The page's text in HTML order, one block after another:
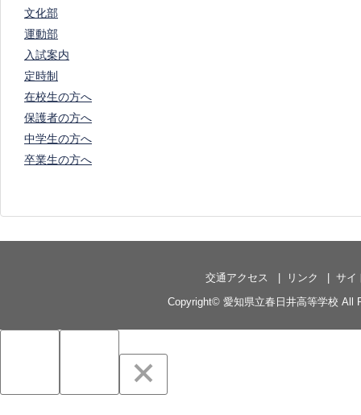
文化部
運動部
入試案内
定時制
在校生の方へ
保護者の方へ
中学生の方へ
卒業生の方へ
交通アクセス リンク
サイ
Copyright© 愛知県立春日井高等学校 All